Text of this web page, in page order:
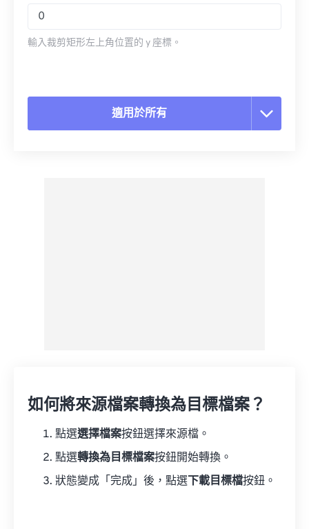
輸入裁剪矩形左上角位置的 y 座標。
適用於所有
如何將來源檔案轉換為目標檔案？
點選選擇檔案按鈕選擇來源檔。
點選轉換為目標檔案按鈕開始轉換。
狀態變成「完成」後，點選 下載目標檔按鈕。